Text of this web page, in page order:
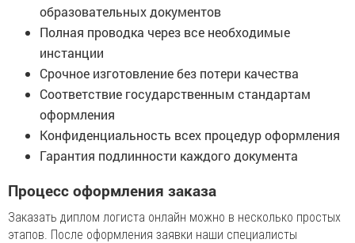
образовательных документов
Полная проводка через все необходимые
инстанции
Срочное изготовление без потери качества
Соответствие государственным стандартам
оформления
Конфиденциальность всех процедур оформления
Гарантия подлинности каждого документа
Процесс оформления заказа
Заказать диплом логиста онлайн можно в несколько простых
этапов. После оформления заявки наши специалисты